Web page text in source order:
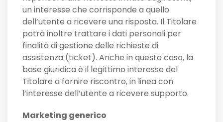
un interesse che corrisponde a quello
dell’utente a ricevere una risposta. Il Titolare
potrà inoltre trattare i dati personali per
finalità di gestione delle richieste di
assistenza (ticket). Anche in questo caso, la
base giuridica è il legittimo interesse del
Titolare a fornire riscontro, in linea con
l’interesse dell’utente a ricevere supporto.
Marketing generico